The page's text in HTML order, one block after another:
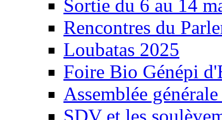
Sortie du 6 au 14
Rencontres du
Loubatas 2025
Foire Bio Génépi
Assemblée